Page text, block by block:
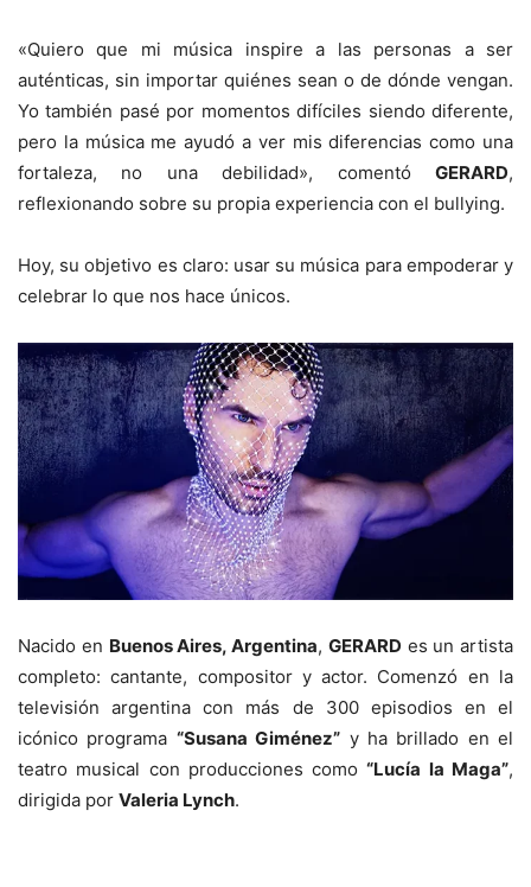
«Quiero que mi música inspire a las personas a ser
auténticas, sin importar quiénes sean o de dónde vengan.
Yo también pasé por momentos difíciles siendo diferente,
pero la música me ayudó a ver mis diferencias como una
fortaleza, no una debilidad», comentó GERARD,
reflexionando sobre su propia experiencia con el bullying.
Hoy, su objetivo es claro: usar su música para empoderar y
celebrar lo que nos hace únicos.
Nacido en Buenos Aires, Argentina, GERARD es un artista
completo: cantante, compositor y actor. Comenzó en la
televisión argentina con más de 300 episodios en el
icónico programa “Susana Giménez” y ha brillado en el
teatro musical con producciones como“Lucía la Maga”,
dirigida por Valeria Lynch.